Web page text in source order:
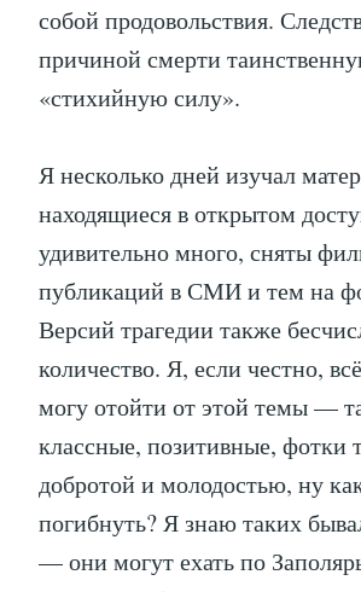
собой продовольствия.
причиной смерти
«стихийную силу».
Я несколько дней изучал
находящиеся в открытом
удивительно много, сняты
публикаций в СМИ и тем на
Версий трагедии также
количество. Я, если честно,
могу отойти от этой темы —
классные, позитивные, фотки
добротой и молодостью, ну
погибнуть? Я знаю таких
— они могут ехать по